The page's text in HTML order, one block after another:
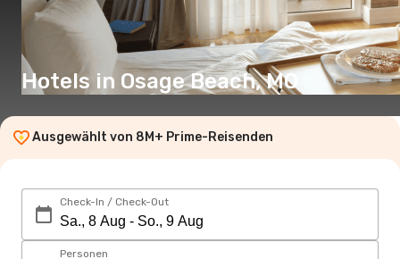
Hotels in Osage Beach, MO
Ausgewählt von 8M+ Prime-Reisenden
Check-In / Check-Out
Personen